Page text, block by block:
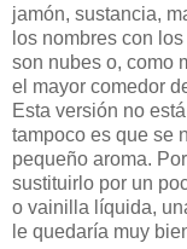
jamón, sustancia,
los nombres con
son nubes o, como
el mayor comedor
Esta versión no
tampoco es que se
pequeño aroma.
sustituirlo por un
o vainilla líquida,
le quedaría muy